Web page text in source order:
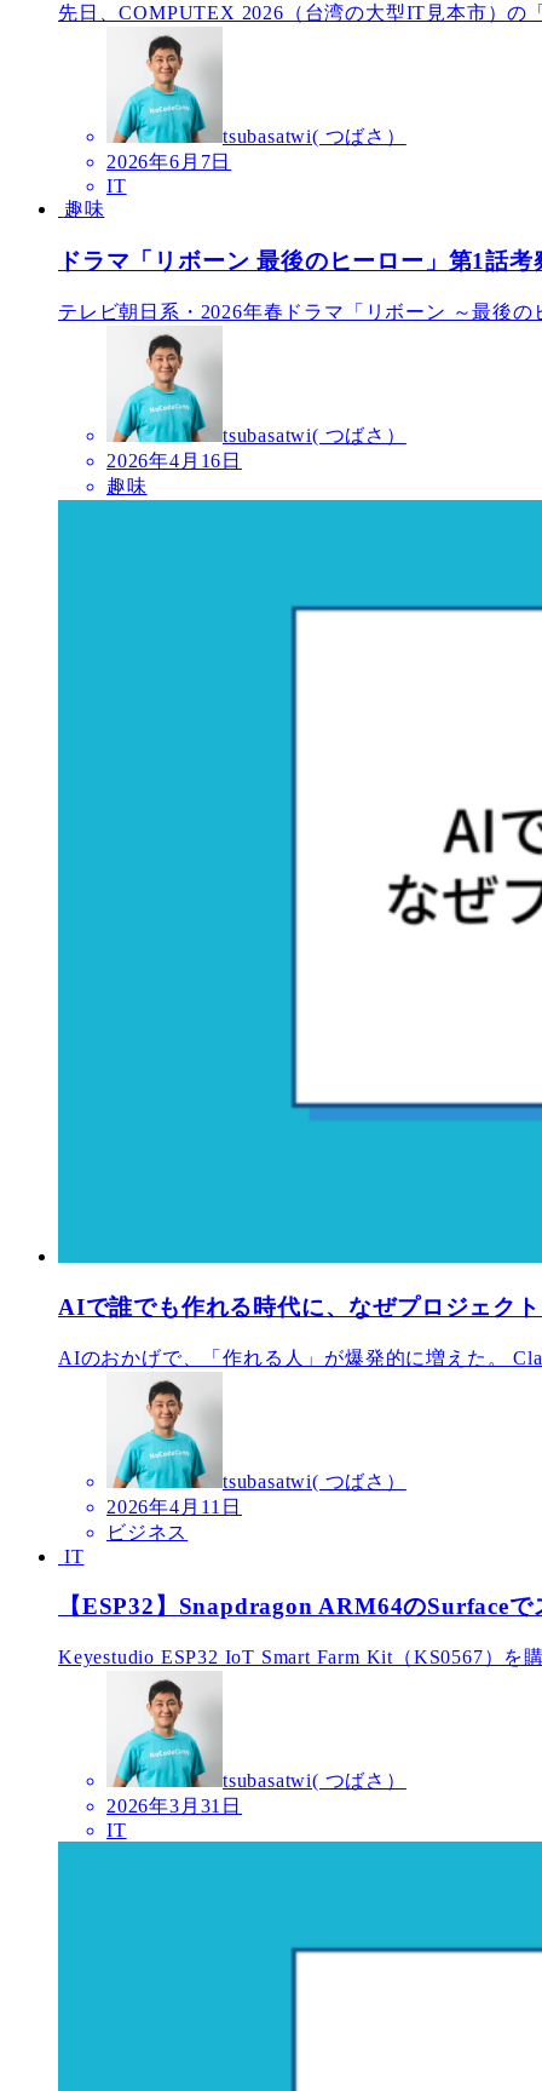
先日、COMPUTEX 2026（台湾の大型IT見本市）
tsubasatwi( つばさ）
2026年6月7日
IT
趣味
ドラマ「リボーン 最後のヒーロー」第1話
テレビ朝日系・2026年春ドラマ「リボーン ～最後
tsubasatwi( つばさ）
2026年4月16日
趣味
AIで誰でも作れる時代に、なぜプロジェク
AIのおかげで、「作れる人」が爆発的に増えた。
tsubasatwi( つばさ）
2026年4月11日
ビジネス
IT
【ESP32】Snapdragon ARM64のSurface
Keyestudio ESP32 IoT Smart Farm Kit（KS0567）
tsubasatwi( つばさ）
2026年3月31日
IT